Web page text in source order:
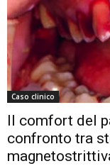
Caso clinico
Il comfort del
confronto tra